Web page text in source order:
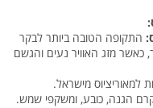
התקופה הטובה ביותר לבקר
כאשר מזג האוויר נעים והגשם
למאוריציוס מישראל.
קרם הגנה, כובע, ומשקפי שמש.